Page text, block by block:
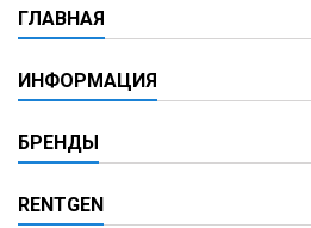
ГЛАВНАЯ
ИНФОРМАЦИЯ
БРЕНДЫ
RENTGEN